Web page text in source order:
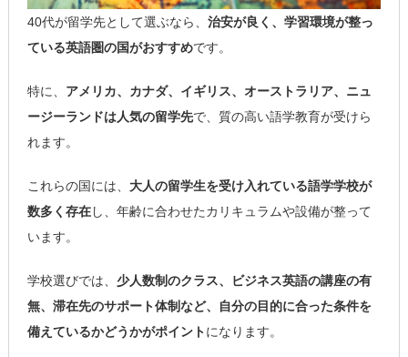
40代が留学先として選ぶなら、 治安が良く、学習環境が整っ
ている英語圏の国がおすすめです。
特に、 アメリカ、カナダ、イギリス、オーストラリア、ニュ
ージーランドは人気の留学先で、質の高い語学教育が受けら
れます。
これらの国には、 大人の留学生を受け入れている語学学校が
数多く存在し、年齢に合わせたカリキュラムや設備が整って
います。
学校選びでは、 少人数制のクラス、ビジネス英語の講座の有
無、滞在先のサポート体制など、自分の目的に合った条件を
備えているかどうかがポイントになります。